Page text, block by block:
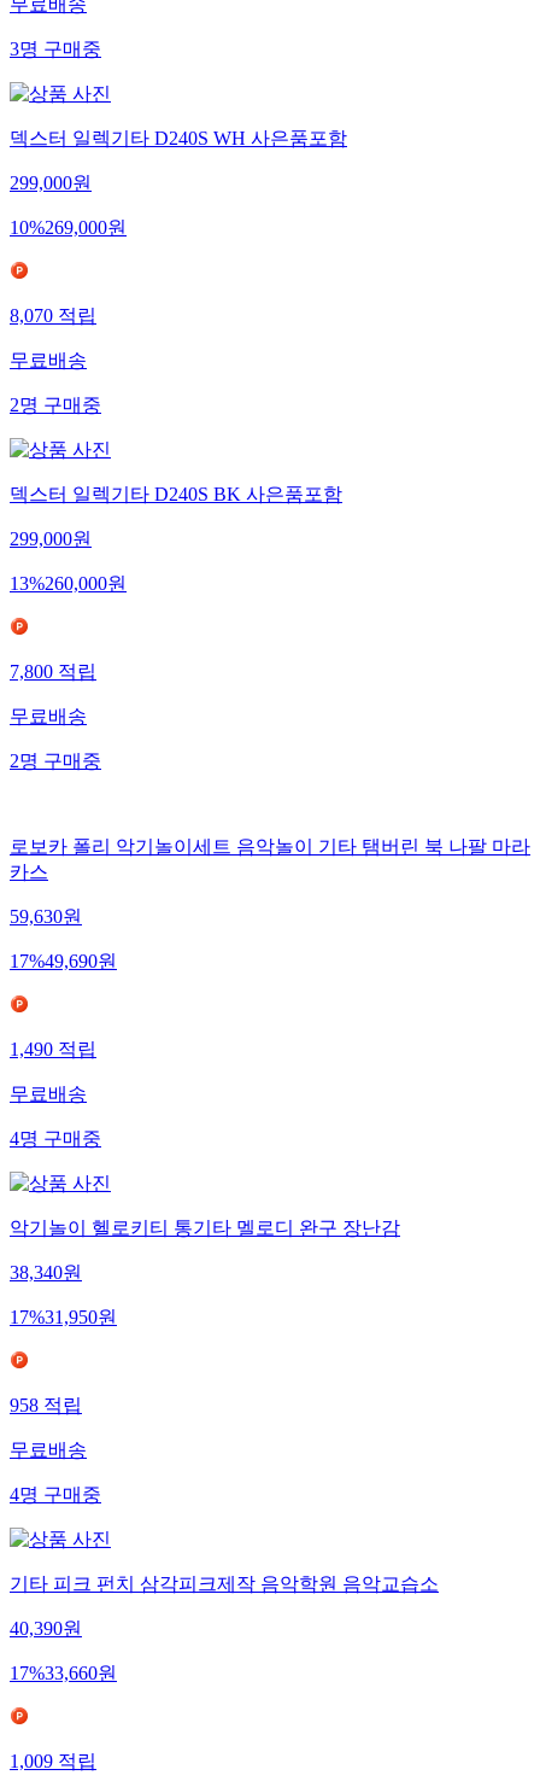
무료배송
3명구매중
덱스터 일렉기타 D240S WH 사은품포함
299,000원
10%269,000원
8,070적립
무료배송
2명구매중
덱스터 일렉기타 D240S BK 사은품포함
299,000원
13%260,000원
7,800적립
무료배송
2명구매중
로보카 폴리 악기놀이세트 음악놀이 기타 탬버린 북 나팔 마라
카스
59,630원
17%49,690원
1,490적립
무료배송
4명구매중
악기놀이 헬로키티 통기타 멜로디 완구 장난감
38,340원
17%31,950원
958적립
무료배송
4명구매중
기타 피크 펀치 삼각피크제작 음악학원 음악교습소
40,390원
17%33,660원
1,009적립